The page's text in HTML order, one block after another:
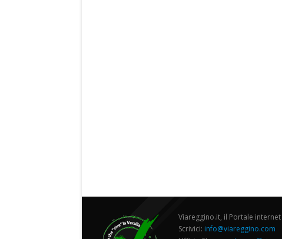
Viareggino.it, il Portale
Scrivici: info@viareggino.com